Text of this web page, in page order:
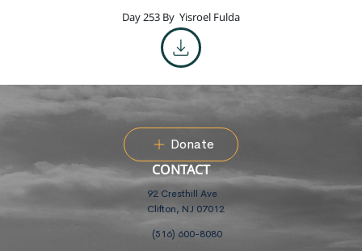
Day 253 By Yisroel Fulda
Donate
CONTACT
92 Cresthill Ave
Clifton, NJ 07012
(516) 600-8080